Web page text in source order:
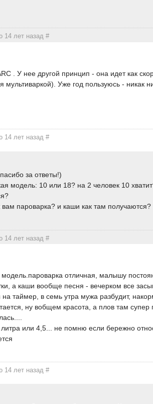
14 лет назад#
. У нее другой принцип - она идет как
мультиваркой). Уже год пользуюсь - никак
14 лет назад#
за ответы!)
модель: 10 или 18? на 2 человек 10
пароварка? и каши как там получаются?
14 лет назад#
отличная, малышу
а каши вообще песня - вечерком все
на таймер, в семь утра мужа разбудит,
ну вобщем красота, а плов там супер
или 4,5... не помню если бережно
14 лет назад#